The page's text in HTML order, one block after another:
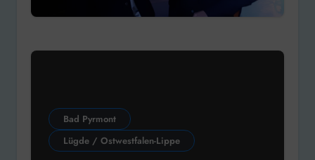
Bad Pyrmont
Lügde / Ostwestfalen-Lippe